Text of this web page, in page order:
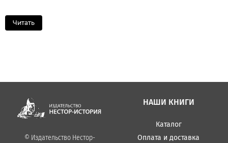
Читать
© Издательство Нестор-
НАШИ КНИГИ
Каталог
Оплата и доставка